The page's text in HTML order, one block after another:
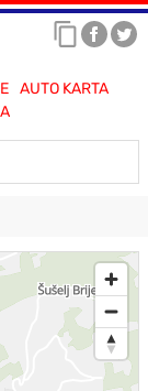
AUTO KARTA